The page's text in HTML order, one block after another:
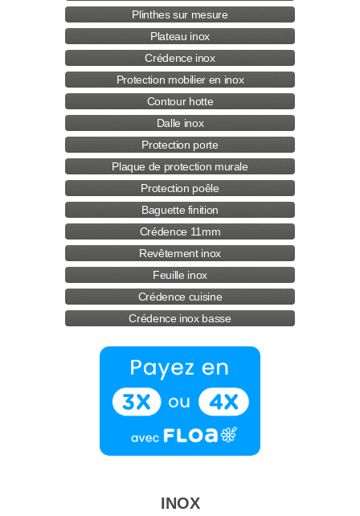
Plinthes sur mesure
Plateau inox
Crédence inox
Protection mobilier en inox
Contour hotte
Dalle inox
Protection porte
Plaque de protection murale
Protection poêle
Baguette finition
Crédence 11mm
Revêtement inox
Feuille inox
Crédence cuisine
Crédence inox basse
INOX